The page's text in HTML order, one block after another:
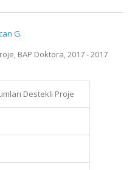
G.
BAP Doktora, 2017 - 2017
Destekli Proje